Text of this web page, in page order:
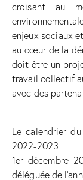
croisant au
enjeux sociaux
au cœur de la
doit être un
travail collectif
avec des
Le calendrier
2022-2023
1er décembre
déléguée de